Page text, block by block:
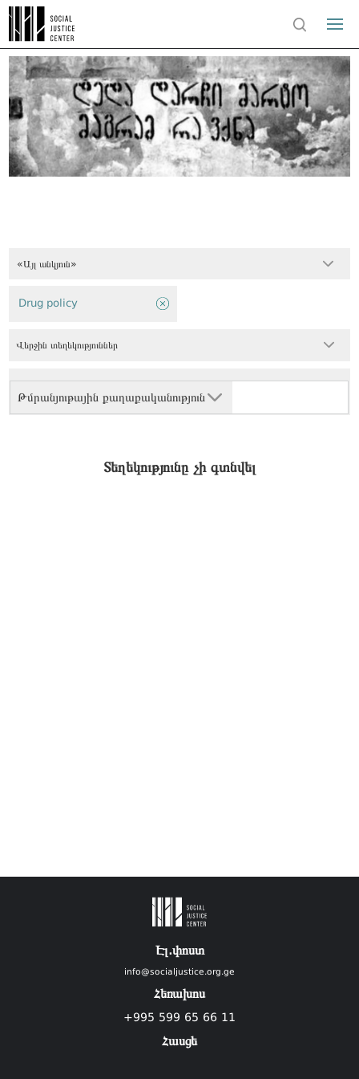
«Այլ անկյուն»
Թմրանյութային քաղաքականություն
Drug policy
Վերջին տեղեկություններ
Տեղեկությունը չի գտնվել
Էլ.փոստ
info@socialjustice.org.ge
Հեռախոս
+995 599 65 66 11
Հասցե